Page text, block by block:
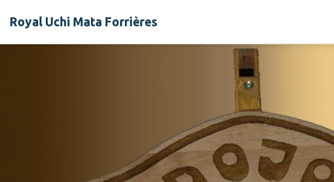
Royal Uchi Mata Forrières